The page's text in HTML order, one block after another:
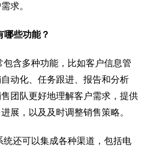
求。
哪些功能？
包含多种功能，比如客户信息管
动化、任务跟进、报告和分析
团队更好地理解客户需求，提供
展，以及及时调整销售策略。
统还可以集成各种渠道，包括电